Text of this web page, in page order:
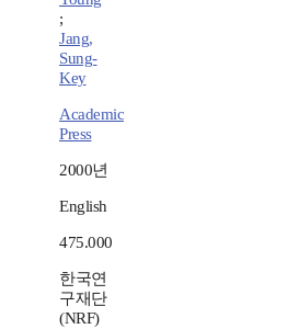
;
Jang,
Sung-
Key
Academic
Press
2000년
English
475.000
한국연
구재단
(NRF)